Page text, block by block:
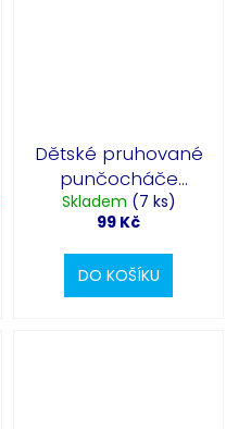
Dětské pruhované
punčocháče
oranžovo-černé
Skladem (7 ks)
99 Kč
DO KOŠÍKU